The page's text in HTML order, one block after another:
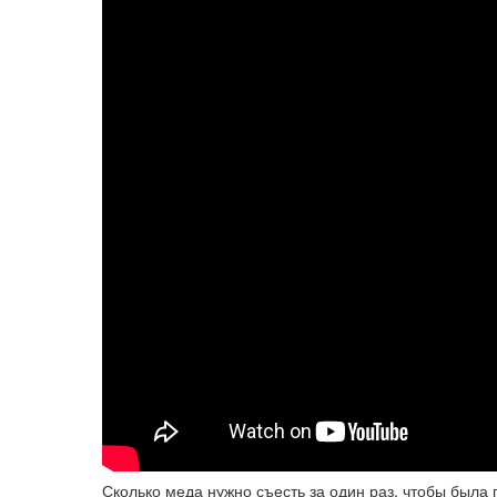
Сколько меда нужно съесть за один раз, чтобы была